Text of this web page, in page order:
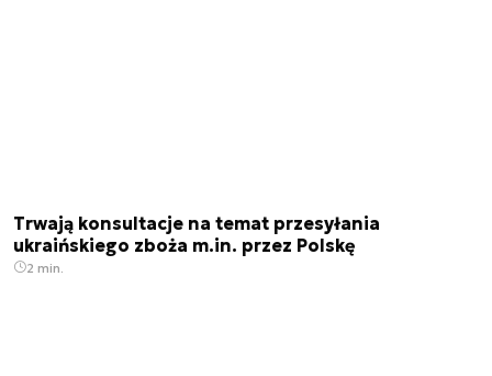
Trwają konsultacje na temat przesyłania
ukraińskiego zboża m.in. przez Polskę
2 min.